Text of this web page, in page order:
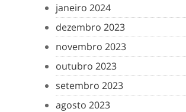
janeiro 2024
dezembro 2023
novembro 2023
outubro 2023
setembro 2023
agosto 2023